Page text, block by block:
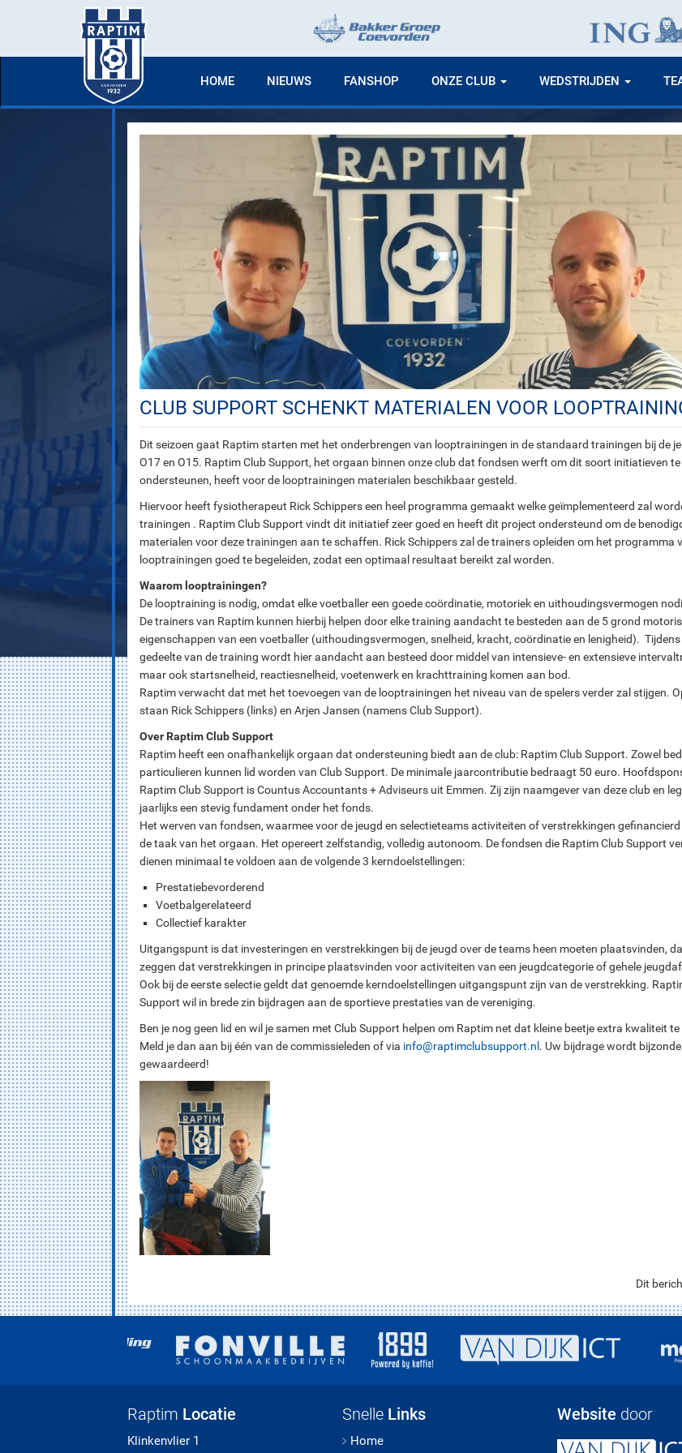
HOME NIEUWS FANSHOP ONZE CLUB WEDSTRIJDEN
CLUB SUPPORT SCHENKT MATERIALEN VOOR
Dit seizoen gaat Raptim starten met het onderbrengen van looptrainingen in de standaard trainingen bij de
O17 en O15. Raptim Club Support, het orgaan binnen onze club dat fondsen werft om dit soort initiatieven te
ondersteunen, heeft voor de looptrainingen materialen beschikbaar gesteld.
Hiervoor heeft fysiotherapeut Rick Schippers een heel programma gemaakt welke geïmplementeerd zal
trainingen . Raptim Club Support vindt dit initiatief zeer goed en heeft dit project ondersteund om de
materialen voor deze trainingen aan te schaffen. Rick Schippers zal de trainers opleiden om het programma
looptrainingen goed te begeleiden, zodat een optimaal resultaat bereikt zal worden.
Waarom looptrainingen?
De looptraining is nodig, omdat elke voetballer een goede coördinatie, motoriek en uithoudingsvermogen
De trainers van Raptim kunnen hierbij helpen door elke training aandacht te besteden aan de 5 grond
eigenschappen van een voetballer (uithoudingsvermogen, snelheid, kracht, coördinatie en lenigheid).
gedeelte van de training wordt hier aandacht aan besteed door middel van intensieve- en extensieve
maar ook startsnelheid, reactiesnelheid, voetenwerk en krachttraining komen aan bod.
Raptim verwacht dat met het toevoegen van de looptrainingen het niveau van de spelers verder zal stijgen.
staan Rick Schippers (links) en Arjen Jansen (namens Club Support).
Over Raptim Club Support
Raptim heeft een onafhankelijk orgaan dat ondersteuning biedt aan de club: Raptim Club Support. Zowel
particulieren kunnen lid worden van Club Support. De minimale jaarcontributie bedraagt 50 euro.
Raptim Club Support is Countus Accountants + Adviseurs uit Emmen. Zij zijn naamgever van deze club en
jaarlijks een stevig fundament onder het fonds.
Het werven van fondsen, waarmee voor de jeugd en selectieteams activiteiten of verstrekkingen
de taak van het orgaan. Het opereert zelfstandig, volledig autonoom. De fondsen die Raptim Club Support
dienen minimaal te voldoen aan de volgende 3 kerndoelstellingen:
Prestatiebevorderend
Voetbalgerelateerd
Collectief karakter
Uitgangspunt is dat investeringen en verstrekkingen bij de jeugd over de teams heen moeten plaatsvinden,
zeggen dat verstrekkingen in principe plaatsvinden voor activiteiten van een jeugdcategorie of gehele
Ook bij de eerste selectie geldt dat genoemde kerndoelstellingen uitgangspunt zijn van de verstrekking.
Support wil in brede zin bijdragen aan de sportieve prestaties van de vereniging.
Ben je nog geen lid en wil je samen met Club Support helpen om Raptim net dat kleine beetje extra kwaliteit te
Meld je dan aan bij één van de commissieleden of via info@raptimclubsupport.nl . Uw bijdrage wordt
gewaardeerd!
Dit
Snelle Links
Home
Website door
Raptim Locatie
Klinkenvlier 1